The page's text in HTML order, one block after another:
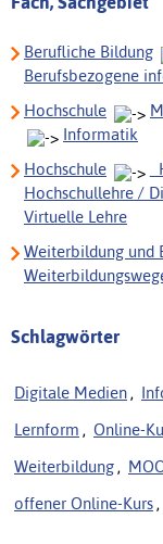
Berufliche Bildung
Berufsbezogene
Hochschule
Informatik
Hochschule
Hochschullehre /
Virtuelle Lehre
Weiterbildung und
Schlagwörter
Digitale Medien ,
Lernform , Online-
Weiterbildung ,
offener Online-Kurs ,